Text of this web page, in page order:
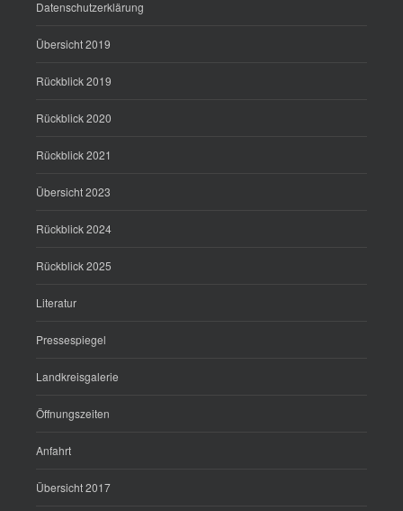
Datenschutzerklärung
Übersicht 2019
Rückblick 2019
Rückblick 2020
Rückblick 2021
Übersicht 2023
Rückblick 2024
Rückblick 2025
Literatur
Pressespiegel
Landkreisgalerie
Öffnungszeiten
Anfahrt
Übersicht 2017